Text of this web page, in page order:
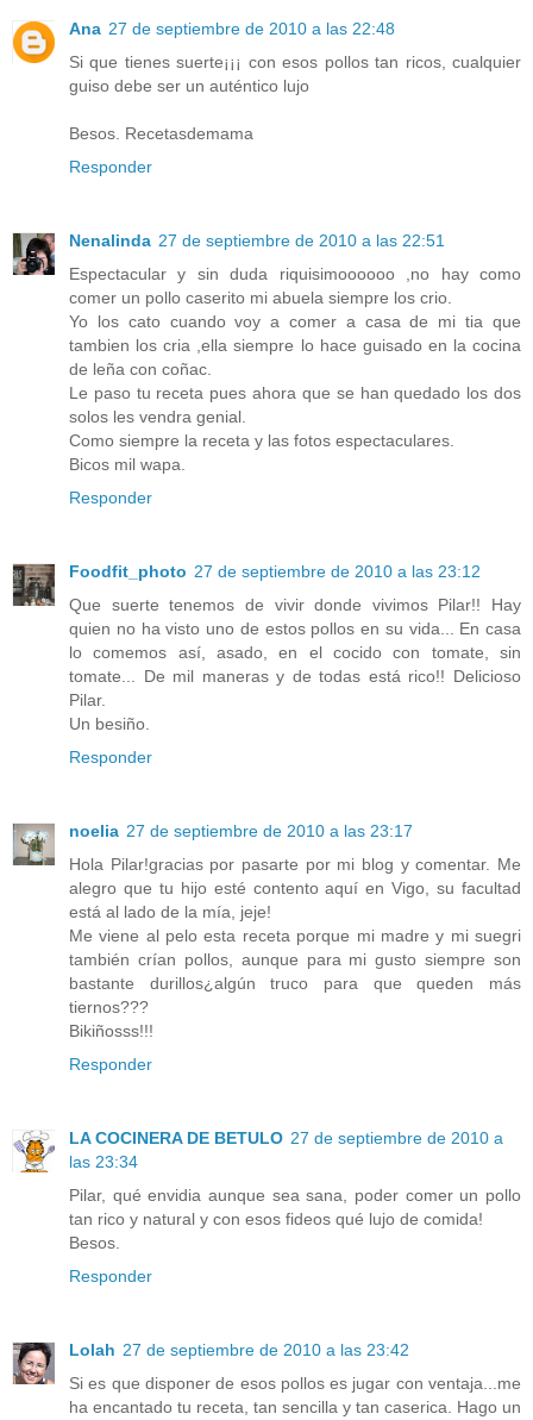
Ana 27 de septiembre de 2010 a las 22:48
Si que tienes suerte¡¡¡ con esos pollos tan ricos, cualquier
guiso debe ser un auténtico lujo
Besos. Recetasdemama
Responder
Nenalinda 27 de septiembre de 2010 a las 22:51
Espectacular y sin duda riquisimoooooo ,no hay como
comer un pollo caserito mi abuela siempre los crio.
Yo los cato cuando voy a comer a casa de mi tia que
tambien los cria ,ella siempre lo hace guisado en la cocina
de leña con coñac.
Le paso tu receta pues ahora que se han quedado los dos
solos les vendra genial.
Como siempre la receta y las fotos espectaculares.
Bicos mil wapa.
Responder
Foodfit_photo 27 de septiembre de 2010 a las 23:12
Que suerte tenemos de vivir donde vivimos Pilar!! Hay
quien no ha visto uno de estos pollos en su vida... En casa
lo comemos así, asado, en el cocido con tomate, sin
tomate... De mil maneras y de todas está rico!! Delicioso
Pilar.
Un besiño.
Responder
noelia 27 de septiembre de 2010 a las 23:17
Hola Pilar!gracias por pasarte por mi blog y comentar. Me
alegro que tu hijo esté contento aquí en Vigo, su facultad
está al lado de la mía, jeje!
Me viene al pelo esta receta porque mi madre y mi suegri
también crían pollos, aunque para mi gusto siempre son
bastante durillos¿algún truco para que queden más
tiernos???
Bikiñosss!!!
Responder
LA COCINERA DE BETULO 27 de septiembre de 2010 a
las 23:34
Pilar, qué envidia aunque sea sana, poder comer un pollo
tan rico y natural y con esos fideos qué lujo de comida!
Besos.
Responder
Lolah 27 de septiembre de 2010 a las 23:42
Si es que disponer de esos pollos es jugar con ventaja...me
ha encantado tu receta, tan sencilla y tan caserica. Hago un